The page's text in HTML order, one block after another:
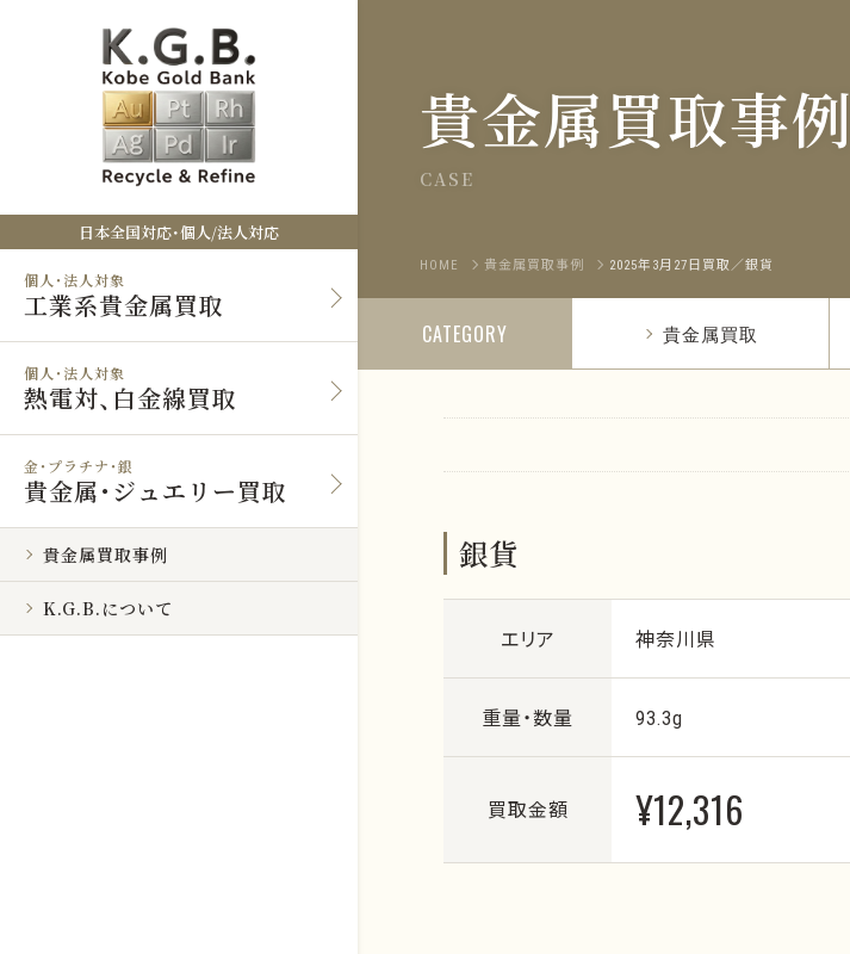
日本全国対応・個人/法人対応
個人・法人対象
工業系貴金属買取
個人・法人対象
熱電対、白金線買取
金・プラチナ・銀
貴金属・ジュエリー買取
貴金属買取事例
K.G.B.について
貴金属買取事例
CASE
HOME 貴金属買取事例 2025年3月27日買取／銀貨
CATEGORY 貴金属買取
銀貨
エリア 神奈川県
重量・数量 93.3g
買取金額 ¥12,316